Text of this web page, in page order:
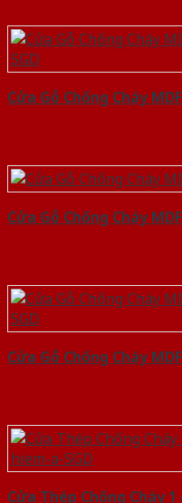
Cửa Gỗ Chống Cháy
Cửa Gỗ Chống Cháy
Cửa Gỗ Chống Cháy
Cửa Thép Chống Cháy